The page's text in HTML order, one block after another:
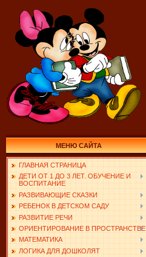
МЕНЮ САЙТА
ГЛАВНАЯ СТРАНИЦА
ДЕТИ ОТ 1 ДО 3 ЛЕТ. ОБУЧЕНИЕ И
ВОСПИТАНИЕ
РАЗВИВАЮЩИЕ СКАЗКИ
РЕБЕНОК В ДЕТСКОМ САДУ
РАЗВИТИЕ РЕЧИ
ОРИЕНТИРОВАНИЕ В ПРОСТРАНСТВЕ
МАТЕМАТИКА
ЛОГИКА ДЛЯ ДОШКОЛЯТ